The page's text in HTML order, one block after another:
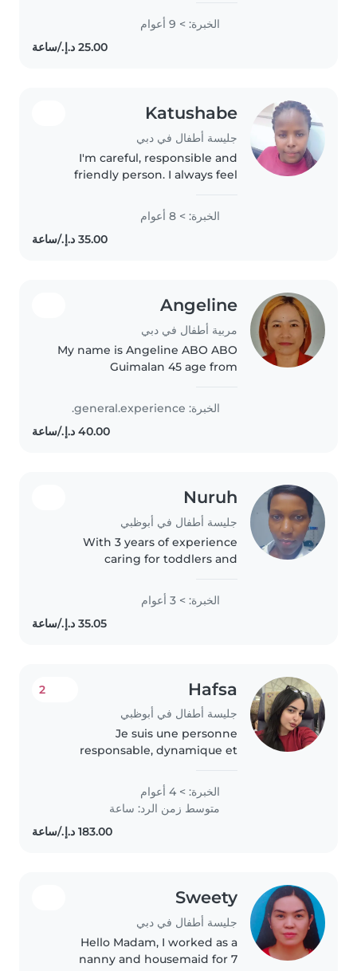
teenagers 2 boys teenagers.,I'm
a divorced . I have 9 yrs
experience in Abu Dhabi as..
الخبرة: > 9 أعوام
Katushabe
جليسة أطفال في دبي
I'm careful, responsible and
friendly person. I always feel
mother too. I experienced
motherhood and later I went to
Saudi Arabia in 2019 and joined
الخبرة: > 8 أعوام
Angeline
مربية أطفال في دبي
My name is Angeline ABO ABO
Guimalan 45 age from
diera Moraqqabat have 10 years
expeince in house maid //nanny
/baby sitter /chef cook / pet
الخبرة: general.experience.
Nuruh
جليسة أطفال في أبوظبي
With 3 years of experience
caring for toddlers and
and responsible approach to
childcare. As a parent myself, I
understand the importance of
الخبرة: > 3 أعوام
Hafsa
جليسة أطفال في أبوظبي
2
Je suis une personne
responsable, dynamique et
l'éducation et le bien-être des
enfants. Très attentive aux
détails, je sais créer un
environnement à la fois..
الخبرة: > 4 أعوام
متوسط زمن الرد: ساعة
Sweety
جليسة أطفال في دبي
Hello Madam, I worked as a
nanny and housemaid for 7